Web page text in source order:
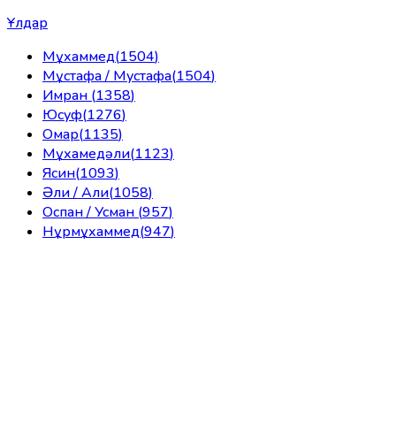
Ұлдар
Мұхаммед(1504)
Мұстафа / Мустафа(1504)
Имран (1358)
Юсуф(1276)
Омар(1135)
Мұхамедәли(1123)
Ясин(1093)
Әли / Али(1058)
Оспан / Усман (957)
Нұрмұхаммед(947)